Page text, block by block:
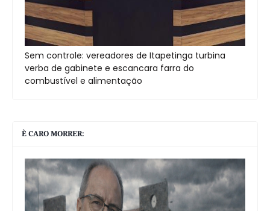
Sem controle: vereadores de Itapetinga turbina
verba de gabinete e escancara farra do
combustível e alimentação
È CARO MORRER: